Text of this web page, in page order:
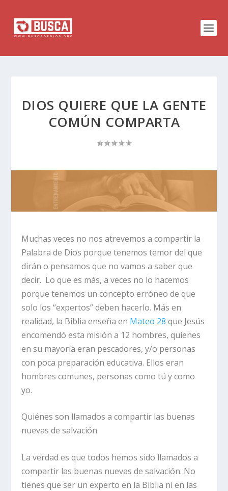
DIOS QUIERE QUE LA GENTE
COMÚN COMPARTA
Muchas veces no nos atrevemos a compartir la
Palabra de Dios porque tenemos temor del que
dirán o pensamos que no vamos a saber que
decir. Lo que es más, a veces no lo hacemos
porque tenemos un concepto erróneo de que
solo los “expertos” deben hacerlo. Más en
realidad, la Biblia enseña en Mateo 28 que Jesús
encomendó esta misión a 12 hombres, quienes
en su mayoría eran pescadores, y/o personas
con poca preparación educativa. Ellos eran
hombres comunes, personas como tú y como
yo.
Quiénes son llamados a compartir las buenas
nuevas de salvación
La verdad es que todos hemos sido llamados a
compartir las buenas nuevas de salvación. No
tienes que ser un experto en la Biblia ni en las